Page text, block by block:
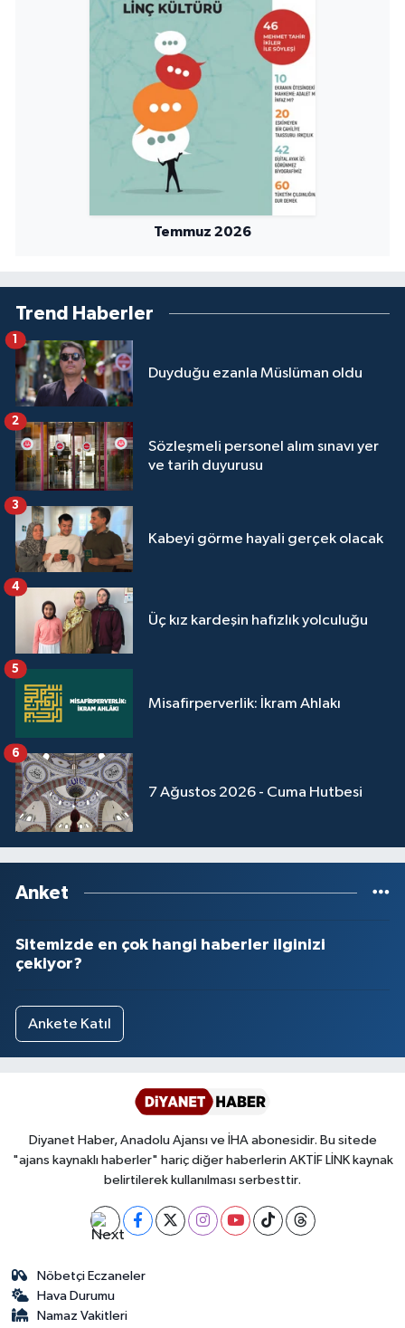
Temmuz 2026
Trend Haberler
Duyduğu ezanla Müslüman oldu
1
Sözleşmeli personel alım sınavı yer
ve tarih duyurusu
2
Kabeyi görme hayali gerçek olacak
3
Üç kız kardeşin hafızlık yolculuğu
4
Misafirperverlik: İkram Ahlakı
5
7 Ağustos 2026 - Cuma Hutbesi
6
Anket
Sitemizde en çok hangi haberler ilginizi
çekiyor?
Ankete Katıl
Diyanet Haber, Anadolu Ajansı ve İHA abonesidir. Bu sitede
"ajans kaynaklı haberler" hariç diğer haberlerin AKTİF LİNK kaynak
belirtilerek kullanılması serbesttir.
Nöbetçi Eczaneler
Hava Durumu
Namaz Vakitleri